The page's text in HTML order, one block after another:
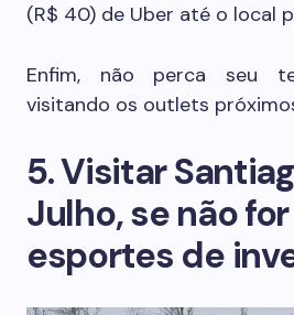
(R$ 40) de Uber até o local
Enfim, não perca seu
visitando os outlets
5. Visitar
Julho, se não
esportes de